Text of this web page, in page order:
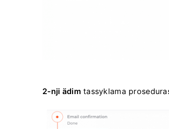
2-nji ädimtassyklama